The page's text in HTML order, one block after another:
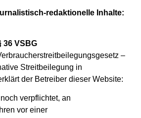
redaktionelle Inhalte:
36 VSBG
–
Streitbeilegung in
der Betreiber dieser Website:
verpflichtet, an
vor einer